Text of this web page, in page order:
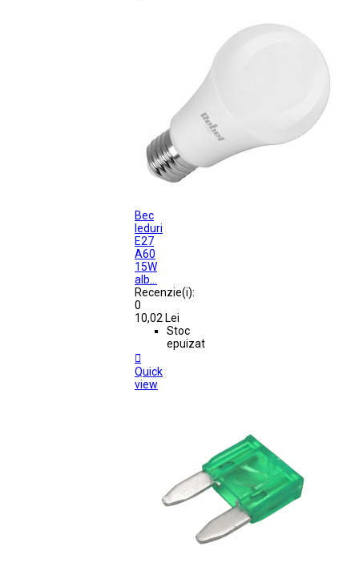
Bec
leduri
E27
A60
15W
alb...
Recenzie(i):
0
10,02 Lei
Stoc
epuizat

Quick
view